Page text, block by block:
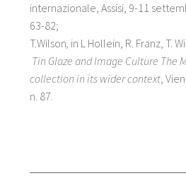
internazionale, Assisi, 9-11
63-82;
T.Wilson, in L Hollein, R. Franz, T.
Tin Glaze and Image Culture The
collection in its wider context,
n. 87.